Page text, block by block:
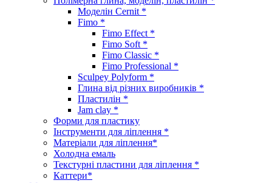
Моделін Cernit *
Fimo *
Fimo Effect *
Fimo Soft *
Fimo Classic *
Fimo Professional *
Sculpey Polyform *
Глина від різних виробників *
Пластилін *
Jam clay *
Форми для пластику
Інструменти для ліплення *
Матеріали для ліплення*
Холодна емаль
Текстурні пластини для ліплення *
Каттери*